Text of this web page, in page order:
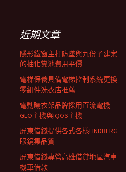
列近期文章
隱形鐵窗主打防墜與九份子建案
的抽化糞池費用平價
電梯保養具備電梯控制系統更換
零組件洗衣店推薦
電動曬衣架品牌採用直流電機
GLO主機與IQOS主機
屏東借錢提供各式各樣LINDBERG
眼鏡集品質
屏東借錢專營高雄借貸地區汽車
機車借款